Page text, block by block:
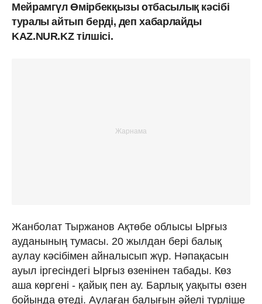
Мейрамгүл Өмірбекқызы отбасылық кәсібі
туралы айтып берді, деп хабарлайды
KAZ.NUR.KZ тілшісі.
Жанболат Тыржанов Ақтөбе облысы Ырғыз
ауданының тумасы. 20 жылдан бері балық
аулау кәсібімен айналысып жүр. Нәпақасын
ауыл іргесіндегі Ырғыз өзенінен табады. Көз
аша көргені - қайық пен ау. Барлық уақыты өзен
бойында өтеді. Аулаған балығын әйелі түрліше